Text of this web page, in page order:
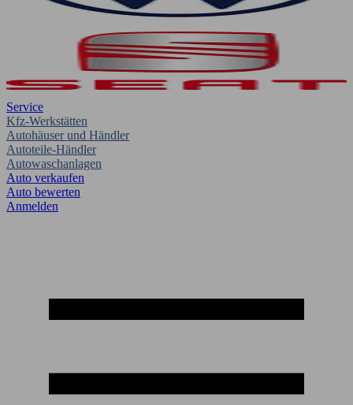
Service
Kfz-Werkstätten
Autohäuser und Händler
Autoteile-Händler
Autowaschanlagen
Auto verkaufen
Auto bewerten
Anmelden